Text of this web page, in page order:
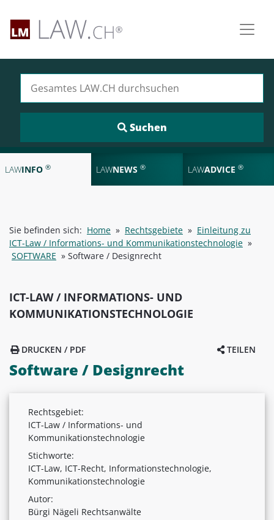
LAWINFO ® LAWNEWS ® LAWADVICE ®
Sie befinden sich: Home » Rechtsgebiete » Einleitung zu
ICT-Law / Informations- und Kommunikationstechnologie »
SOFTWARE » Software / Designrecht
ICT-LAW / INFORMATIONS- UND
KOMMUNIKATIONSTECHNOLOGIE
TEILEN
DRUCKEN / PDF
Software / Designrecht
Rechtsgebiet:
ICT-Law / Informations- und
Kommunikationstechnologie
Stichworte:
ICT-Law, ICT-Recht, Informationstechnologie,
Kommunikationstechnologie
Autor:
Bürgi Nägeli Rechtsanwälte